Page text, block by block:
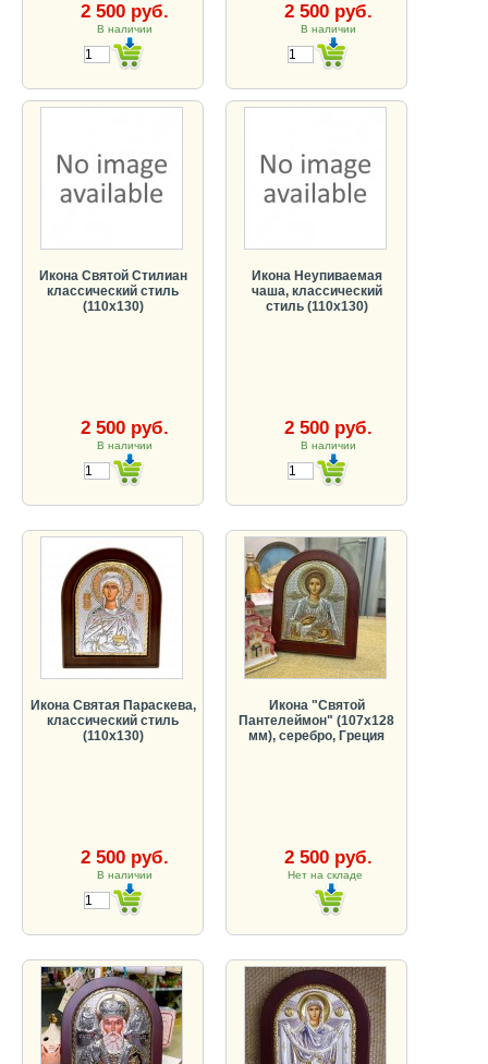
2 500 руб.
В наличии
2 500 руб.
В наличии
Икона Святой Стилиан
классический стиль
(110х130)
2 500 руб.
В наличии
Икона Неупиваемая
чаша, классический
стиль (110х130)
2 500 руб.
В наличии
Икона Святая Параскева,
классический стиль
(110х130)
2 500 руб.
В наличии
Икона "Святой
Пантелеймон" (107х128
мм), серебро, Греция
2 500 руб.
Нет на складе